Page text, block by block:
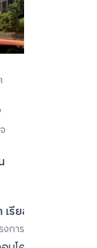
รียลเอสเสท
ปเมนท์
การ